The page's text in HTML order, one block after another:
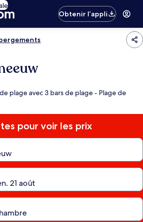
Obtenir l’appli
plage avec 3 bars de plage - Plage de
pour voir les prix